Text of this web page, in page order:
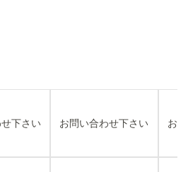
下さい お問い合わせ下さい お